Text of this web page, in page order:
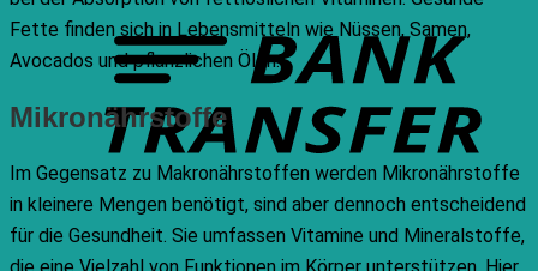
Fette finden sich in Lebensmitteln wie Nüssen, Samen,
Avocados und pflanzlichen Ölen.
Mikronährstoffe
Im Gegensatz zu Makronährstoffen werden Mikronährstoffe
in kleinere Mengen benötigt, sind aber dennoch entscheidend
für die Gesundheit. Sie umfassen Vitamine und Mineralstoffe,